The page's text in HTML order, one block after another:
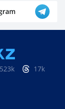
523k 17k